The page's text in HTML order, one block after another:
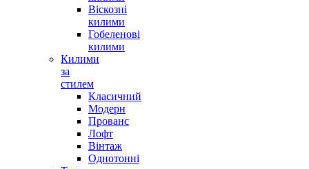
Віскозні
килими
Гобеленові
килими
Килими
за
стилем
Класичний
Модерн
Прованс
Лофт
Вінтаж
Однотонні